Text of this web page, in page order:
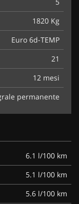
1820 Kg
Euro 6d-TEMP
21
12 mesi
permanente
6.1 l/100 km
5.1 l/100 km
5.6 l/100 km